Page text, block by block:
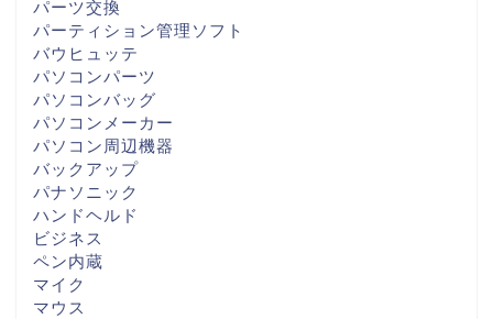
パーツ交換
パーティション管理ソフト
バウヒュッテ
パソコンパーツ
パソコンバッグ
パソコンメーカー
パソコン周辺機器
バックアップ
パナソニック
ハンドヘルド
ビジネス
ペン内蔵
マイク
マウス